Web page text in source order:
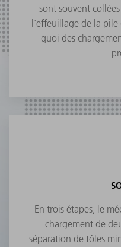
sont souvent
l'effeuillage de la pile
quoi des
En trois étapes, le
chargement de
séparation de tôles